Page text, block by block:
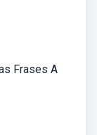
Frases A